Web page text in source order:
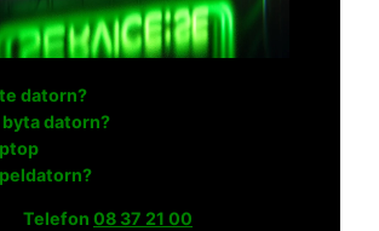
datorn?
datorn?
Telefon 08 37 21 00